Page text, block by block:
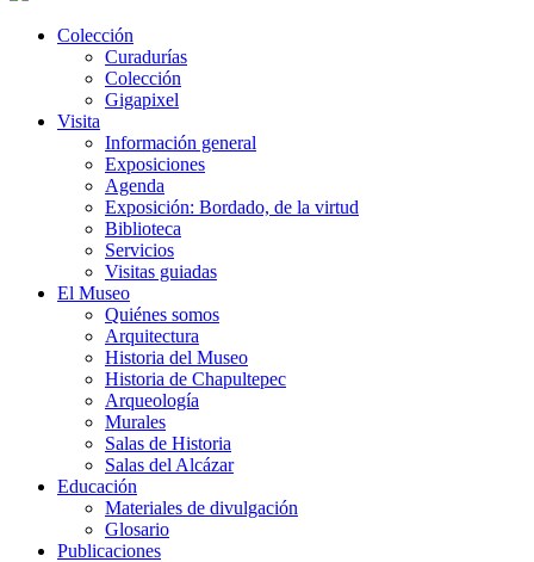
Colección
Curadurías
Colección
Gigapixel
Visita
Información general
Exposiciones
Agenda
Exposición: Bordado, de la virtud
Biblioteca
Servicios
Visitas guiadas
El Museo
Quiénes somos
Arquitectura
Historia del Museo
Historia de Chapultepec
Arqueología
Murales
Salas de Historia
Salas del Alcázar
Educación
Materiales de divulgación
Glosario
Publicaciones